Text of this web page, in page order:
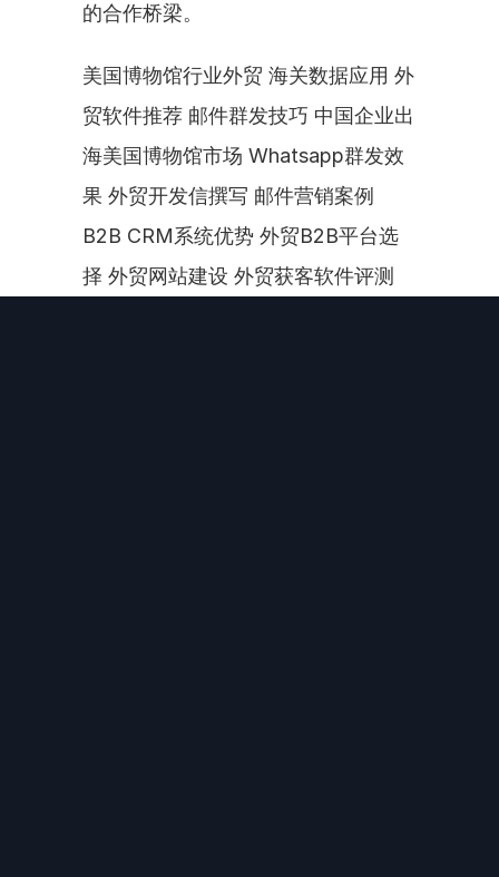
的合作桥梁。
美国博物馆行业外贸 海关数据应用 外
贸软件推荐 邮件群发技巧 中国企业出
海美国博物馆市场 Whatsapp群发效
果 外贸开发信撰写 邮件营销案例
B2B CRM系统优势 外贸B2B平台选
择 外贸网站建设 外贸获客软件评测